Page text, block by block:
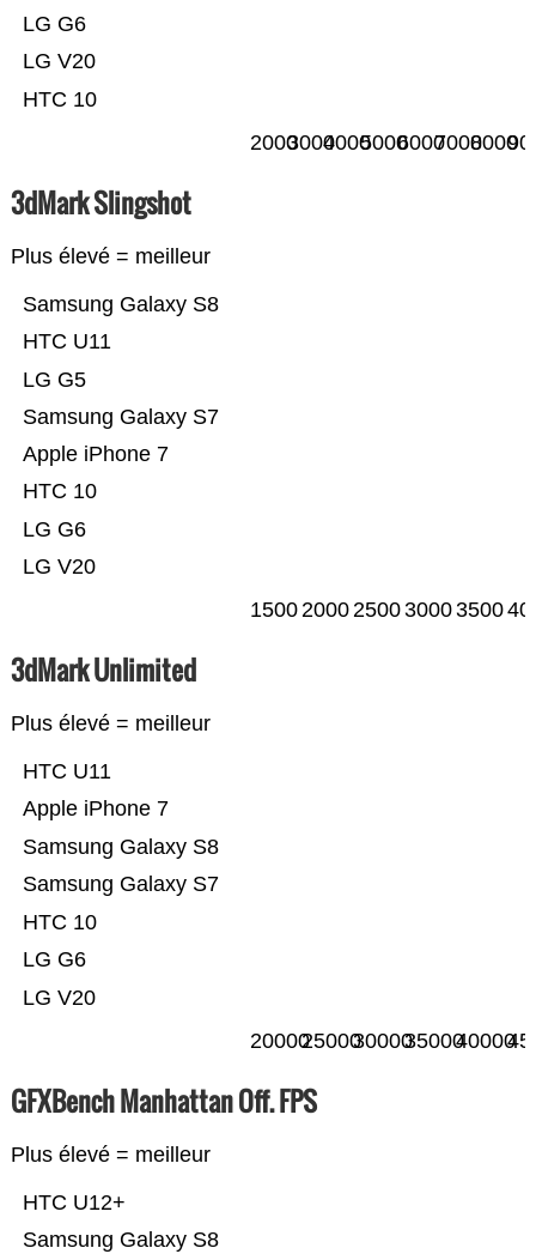
HTC 10
LG V20
LG G6
2000300040005000600070008000
3dMark Slingshot
Plus élevé = meilleur
LG V20
LG G6
HTC 10
Apple iPhone 7
Samsung Galaxy S7
LG G5
HTC U11
Samsung Galaxy S8
15002000250030003500
3dMark Unlimited
Plus élevé = meilleur
LG V20
LG G6
HTC 10
Samsung Galaxy S7
Samsung Galaxy S8
Apple iPhone 7
HTC U11
2000025000300003500040000
GFXBench Manhattan Off. FPS
Plus élevé = meilleur
Samsung Galaxy S8
HTC U12+